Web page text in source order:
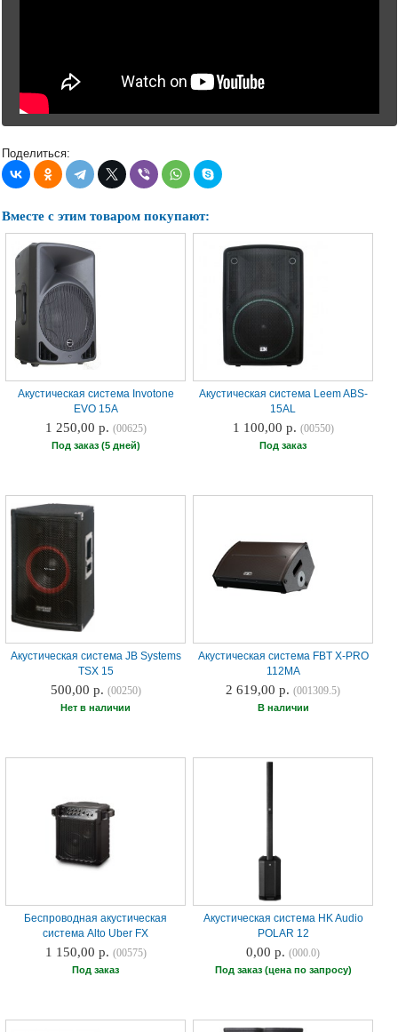
Поделиться:
Вместе с этим товаром покупают:
Акустическая система Invotone
EVO 15A
1 250,00 р. (00625)
Под заказ (5 дней)
Акустическая система Leem ABS-
15AL
1 100,00 р. (00550)
Под заказ
Акустическая система JB Systems
TSX 15
500,00 р. (00250)
Нет в наличии
Акустическая система FBT X-PRO
112MA
2 619,00 р.(001309.5)
В наличии
Беспроводная акустическая
система Alto Uber FX
1 150,00 р. (00575)
Под заказ
Акустическая система HK Audio
POLAR 12
0,00 р.(000.0)
Под заказ (цена по запросу)